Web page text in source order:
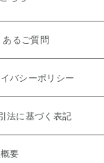
あるご質問
バシーポリシー
法に基づく表記
要